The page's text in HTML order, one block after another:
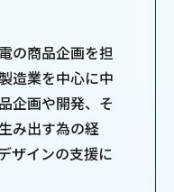
の商品企画を担
造業を中心に中
企画や開発、そ
み出す為の経
ザインの支援に